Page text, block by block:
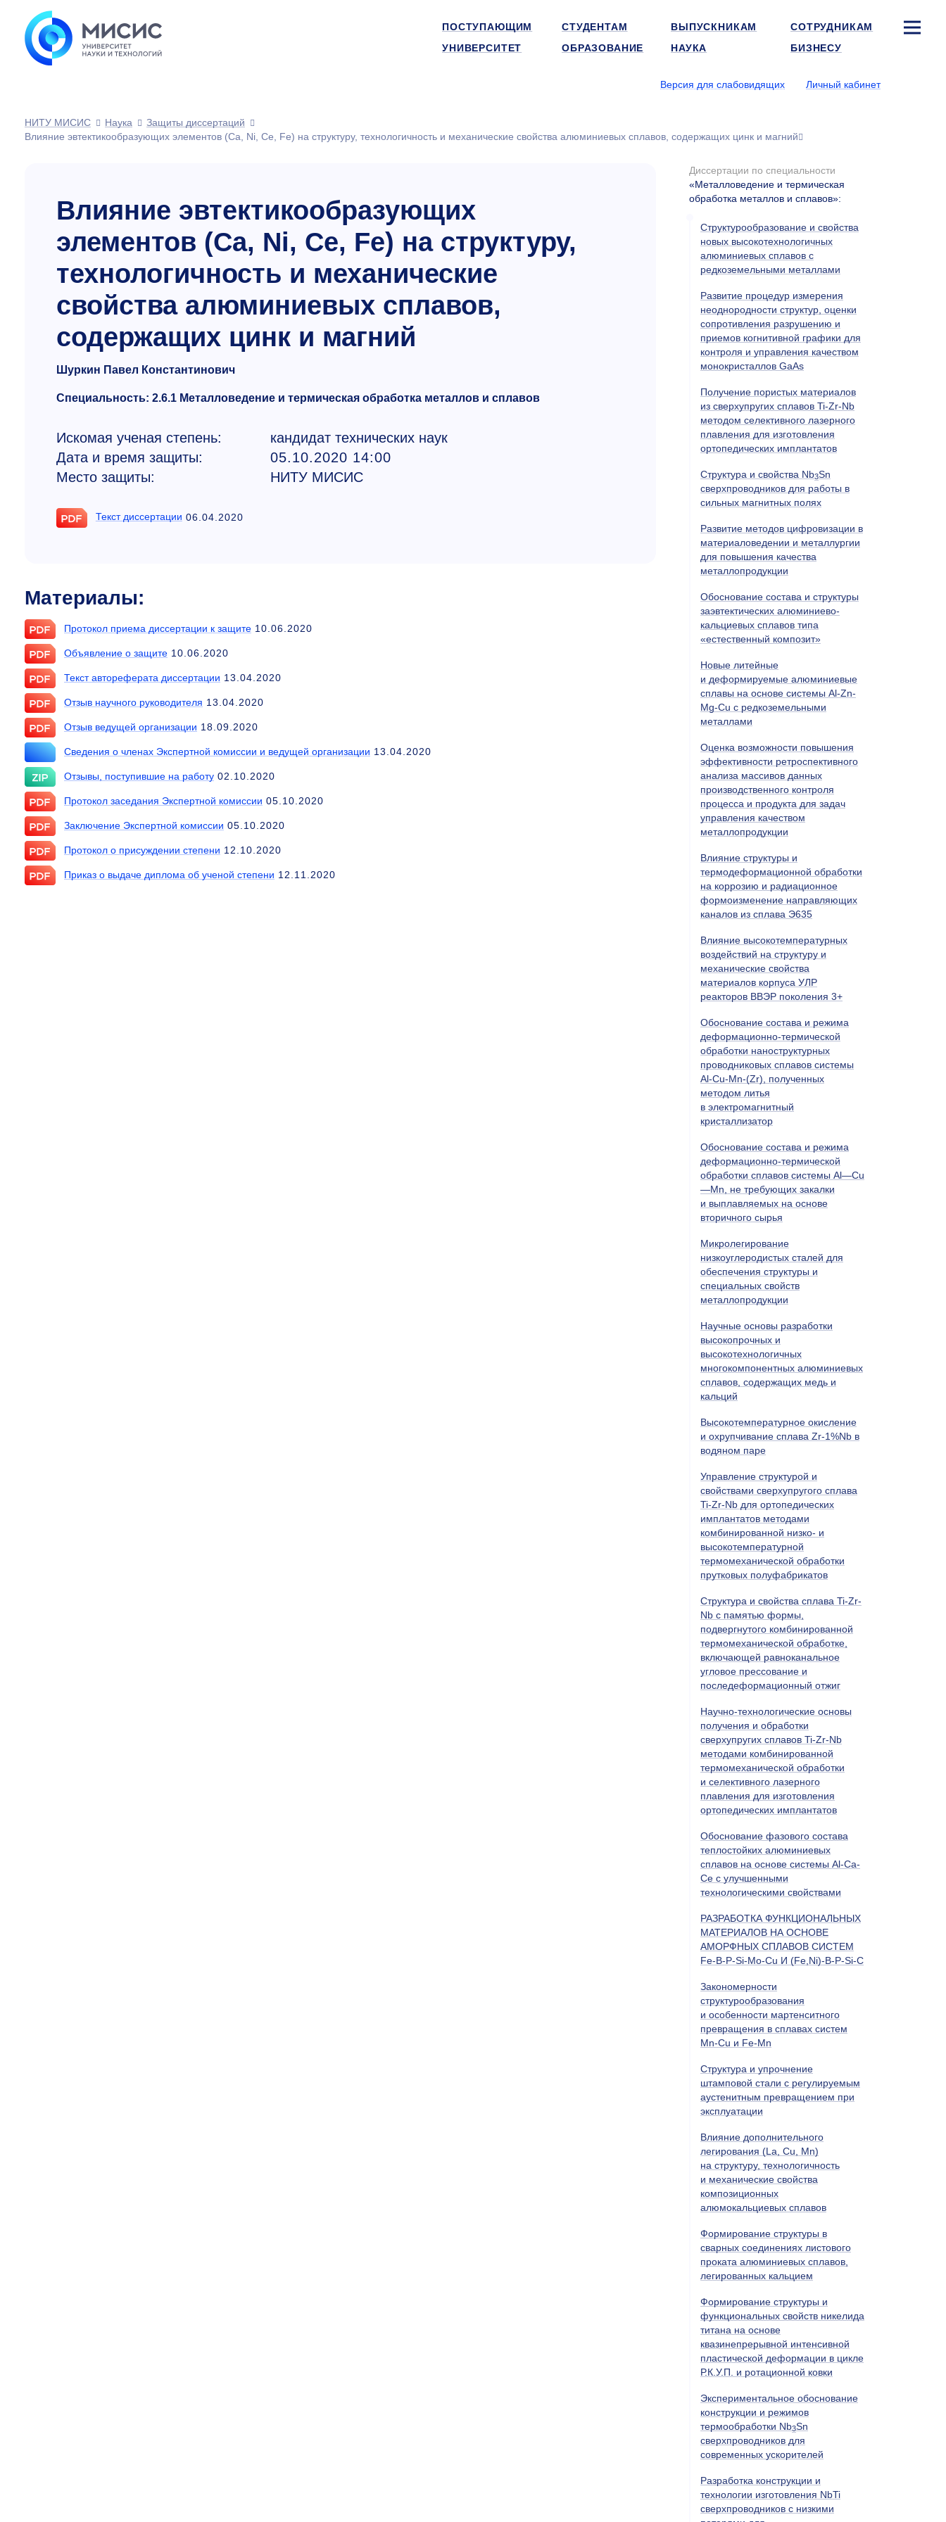
ПОСТУПАЮЩИМ СТУДЕНТАМ ВЫПУСКНИКАМ
СОТРУДНИКАМ
УНИВЕРСИТЕТ
ОБРАЗОВАНИЕ НАУКА БИЗНЕСУ
Версия для слабовидящих Личный кабинет
НИТУ МИСИС Наука
Защиты диссертаций
Влияние эвтектикообразующих элементов (Ca, Ni, Ce, Fe) на структуру, технологичность и механические свойства алюминиевых сплавов, содержащих цинк и магний
Влияние эвтектикообразующих
элементов (Ca, Ni, Ce, Fe) на структуру,
технологичность и механические
свойства алюминиевых сплавов,
содержащих цинк и магний
Шуркин Павел Константинович
Специальность: 2.6.1 Металловедение и термическая обработка металлов и сплавов
Искомая ученая степень:
кандидат технических наук
Дата и время защиты:
05.10.2020 14:00
Место защиты:
НИТУ МИСИС
Текст диссертации 06.04.2020
Материалы:
Протокол приема диссертации к защите 10.06.2020
Объявление о защите 10.06.2020
Текст автореферата диссертации 13.04.2020
Отзыв научного руководителя 13.04.2020
Отзыв ведущей организации 18.09.2020
Сведения о членах Экспертной комиссии и ведущей организации 13.04.2020
Отзывы, поступившие на работу 02.10.2020
Протокол заседания Экспертной комиссии 05.10.2020
Заключение Экспертной комиссии 05.10.2020
Протокол о присуждении степени 12.10.2020
Приказ о выдаче диплома об ученой степени 12.11.2020
Диссертации по специальности
«Металловедение и термическая
обработка металлов и сплавов»:
Структурообразование и свойства
новых высокотехнологичных
алюминиевых сплавов с
редкоземельными металлами
Развитие процедур измерения
неоднородности структур, оценки
сопротивления разрушению и
приемов когнитивной графики для
контроля и управления качеством
монокристаллов GaAs
Получение пористых материалов
из сверхупругих сплавов Ti-Zr-Nb
методом селективного лазерного
плавления для изготовления
ортопедических имплантатов
Структура и свойства Nb3Sn
сверхпроводников для работы в
сильных магнитных полях
Развитие методов цифровизации в
материаловедении и металлургии
для повышения качества
металлопродукции
Обоснование состава и структуры
заэвтектических алюминиево-
кальциевых сплавов типа
«естественный композит»
Новые литейные
и деформируемые алюминиевые
сплавы на основе системы Al-Zn-
Mg-Cu с редкоземельными
металлами
Оценка возможности повышения
эффективности ретроспективного
анализа массивов данных
производственного контроля
процесса и продукта для задач
управления качеством
металлопродукции
Влияние структуры и
термодеформационной обработки
на коррозию и радиационное
формоизменение направляющих
каналов из сплава Э635
Влияние высокотемпературных
воздействий на структуру и
механические свойства
материалов корпуса УЛР
реакторов ВВЭР поколения 3+
Обоснование состава и режима
деформационно-термической
обработки наноструктурных
проводниковых сплавов системы
Al-Cu-Mn-(Zr), полученных
методом литья
в электромагнитный
кристаллизатор
Обоснование состава и режима
деформационно-термической
обработки сплавов системы Al—Cu
—Mn, не требующих закалки
и выплавляемых на основе
вторичного сырья
Микролегирование
низкоуглеродистых сталей для
обеспечения структуры и
специальных свойств
металлопродукции
Научные основы разработки
высокопрочных и
высокотехнологичных
многокомпонентных алюминиевых
сплавов, содержащих медь и
кальций
Высокотемпературное окисление
и охрупчивание сплава Zr-1%Nb в
водяном паре
Управление структурой и
свойствами сверхупругого сплава
Ti-Zr-Nb для ортопедических
имплантатов методами
комбинированной низко- и
высокотемпературной
термомеханической обработки
прутковых полуфабрикатов
Структура и свойства сплава Ti-Zr-
Nb с памятью формы,
подвергнутого комбинированной
термомеханической обработке,
включающей равноканальное
угловое прессование и
последеформационный отжиг
Научно-технологические основы
получения и обработки
сверхупругих сплавов Ti-Zr-Nb
методами комбинированной
термомеханической обработки
и селективного лазерного
плавления для изготовления
ортопедических имплантатов
Обоснование фазового состава
теплостойких алюминиевых
сплавов на основе системы Al-Ca-
Ce с улучшенными
технологическими свойствами
РАЗРАБОТКА ФУНКЦИОНАЛЬНЫХ
МАТЕРИАЛОВ НА ОСНОВЕ
АМОРФНЫХ СПЛАВОВ СИСТЕМ
Fe-B-P-Si-Мo-Cu И (Fe,Ni)-B-P-Si-C
Закономерности
структурообразования
и особенности мартенситного
превращения в сплавах систем
Mn-Cu и Fe-Mn
Cтруктура и упрочнение
штамповой стали с регулируемым
аустенитным превращением при
эксплуатации
Влияние дополнительного
легирования (La, Cu, Mn)
на структуру, технологичность
и механические свойства
композиционных
алюмокальциевых сплавов
Формирование структуры в
сварных соединениях листового
проката алюминиевых сплавов,
легированных кальцием
Формирование структуры и
функциональных свойств никелида
титана на основе
квазинепрерывной интенсивной
пластической деформации в цикле
Р.К.У.П. и ротационной ковки
Экспериментальное обоснование
конструкции и режимов
термообработки Nb3Sn
сверхпроводников для
современных ускорителей
Разработка конструкции и
технологии изготовления NbTi
сверхпроводников с низкими